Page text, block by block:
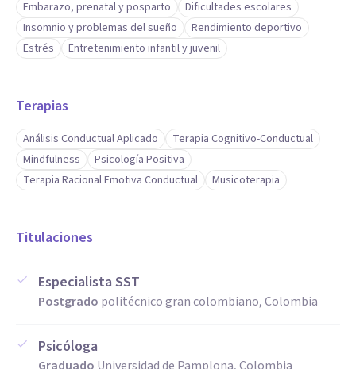
Embarazo, prenatal y posparto
Dificultades escolares
Insomnio y problemas del sueño
Rendimiento deportivo
Estrés
Entretenimiento infantil y juvenil
Terapias
Análisis Conductual Aplicado
Terapia Cognitivo-Conductual
Mindfulness
Psicología Positiva
Terapia Racional Emotiva Conductual
Musicoterapia
Titulaciones
Especialista SST
Postgrado politécnico gran colombiano, Colombia
Psicóloga